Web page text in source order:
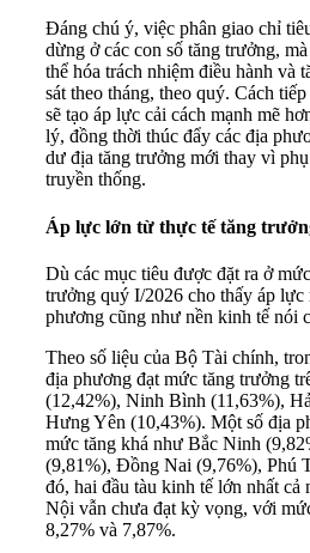
Đáng chú ý, việc phân giao chỉ
dừng ở các con số tăng trưởng,
thể hóa trách nhiệm điều hành và
sát theo tháng, theo quý. Cách
sẽ tạo áp lực cải cách mạnh mẽ
lý, đồng thời thúc đẩy các địa
dư địa tăng trưởng mới thay vì
truyền thống.
Áp lực lớn từ thực tế tăng
Dù các mục tiêu được đặt ra ở
trưởng quý I/2026 cho thấy áp lực
phương cũng như nền kinh tế nói
Theo số liệu của Bộ Tài chính,
địa phương đạt mức tăng trưởng
(12,42%), Ninh Bình (11,63%),
Hưng Yên (10,43%). Một số địa
mức tăng khá như Bắc Ninh
(9,81%), Đồng Nai (9,76%), Phú
đó, hai đầu tàu kinh tế lớn nhất
Nội vẫn chưa đạt kỳ vọng, với
8,27% và 7,87%.